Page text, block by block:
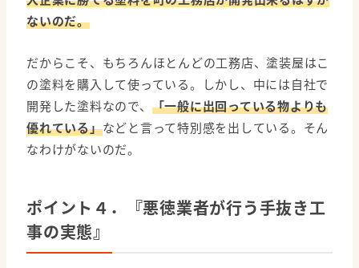
ないのだ。
だからこそ、もちろんほとんどの工務店、塗装屋はこ
の塗料を購入して使っている。しかし、中には自社で
開発した塗料なので、 「一般に出回っている物よりも
優れている」などと言って特別感を出している。そん
なわけがないのだ。
ポイント４．『悪徳業者が行う手抜き工
事の実態』